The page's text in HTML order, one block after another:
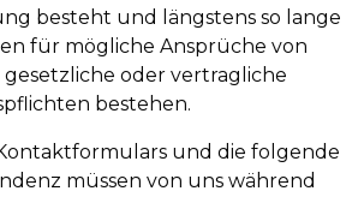
besteht und längstens so lange
für mögliche Ansprüche von
oder vertragliche
bestehen.
und die folgende
müssen von uns während